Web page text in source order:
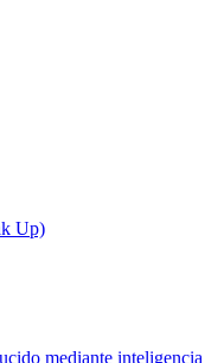
Up)
mediante inteligencia